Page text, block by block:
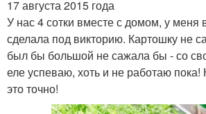
17 августа 2015 года
У нас 4 сотки вместе с домом, у меня
сделала под викторию. Картошку не
был бы большой не сажала бы - со
еле успеваю, хоть и не работаю
это точно!